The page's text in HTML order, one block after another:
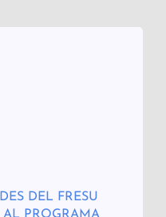
DEL FRESU